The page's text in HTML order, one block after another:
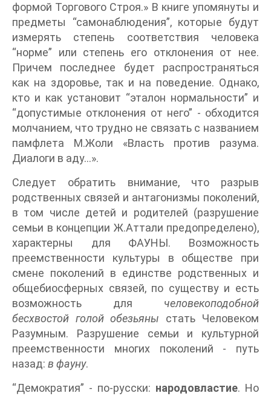
формой Торгового Строя.» В книге упомянуты и
предметы “самонаблюдения”, которые будут
измерять степень соответствия человека
“норме” или степень его отклонения от нее.
Причем последнее будет распространяться
как на здоровье, так и на поведение. Однако,
кто и как установит “эталон нормальности” и
“допустимые отклонения от него” - обходится
молчанием, что трудно не связать с названием
памфлета М.Жоли «Власть против разума.
Диалоги в аду…».
Следует обратить внимание, что разрыв
родственных связей и антагонизмы поколений,
в том числе детей и родителей (разрушение
семьи в концепции Ж.Аттали предопределено),
характерны для ФАУНЫ. Возможность
преемственности культуры в обществе при
смене поколений в единстве родственных и
общебиосферных связей, по существу и есть
возможность для человекоподобной
бесхвостой голой обезьяны стать Человеком
Разумным. Разрушение семьи и культурной
преемственности многих поколений - путь
назад: в фауну.
“Демократия” - по-русски: народовластие. Но